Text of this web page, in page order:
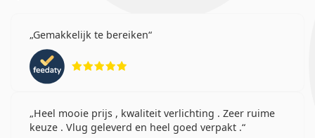
Gemakkelijk te bereiken
Heel mooie prijs , kwaliteit verlichting . Zeer ruime
keuze . Vlug geleverd en heel goed verpakt .